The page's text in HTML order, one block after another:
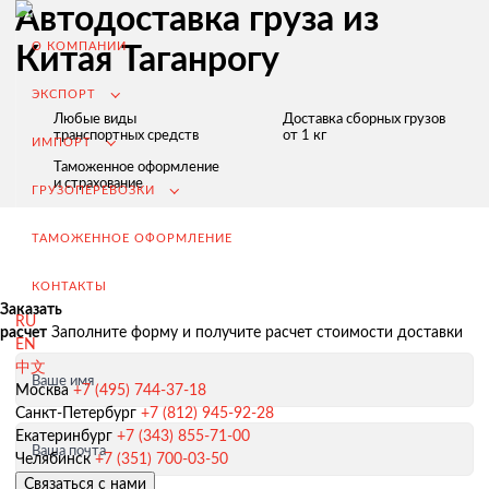
О КОМПАНИИ
ЭКСПОРТ
ИМПОРТ
ГРУЗОПЕРЕВОЗКИ
ТАМОЖЕННОЕ ОФОРМЛЕНИЕ
КОНТАКТЫ
RU
EN
中文
Москва +7 (495) 744-37-18
Санкт-Петербург +7 (812) 945-92-28
Екатеринбург +7 (343) 855-71-00
Челябинск +7 (351) 700-03-50
Связаться с нами
Экспорт из России
Заключение контрактов и согласование условий поставки
Таможенное оформление и разрешительная документация
Автодоставка груза из
Китая Таганрогу
Любые виды
транспортных средств
Доставка сборных грузов
от 1 кг
Таможенное оформление
и страхование
Заказать
расчет Заполните форму и получите расчет стоимости доставки
Ваше имя
Ваша почта